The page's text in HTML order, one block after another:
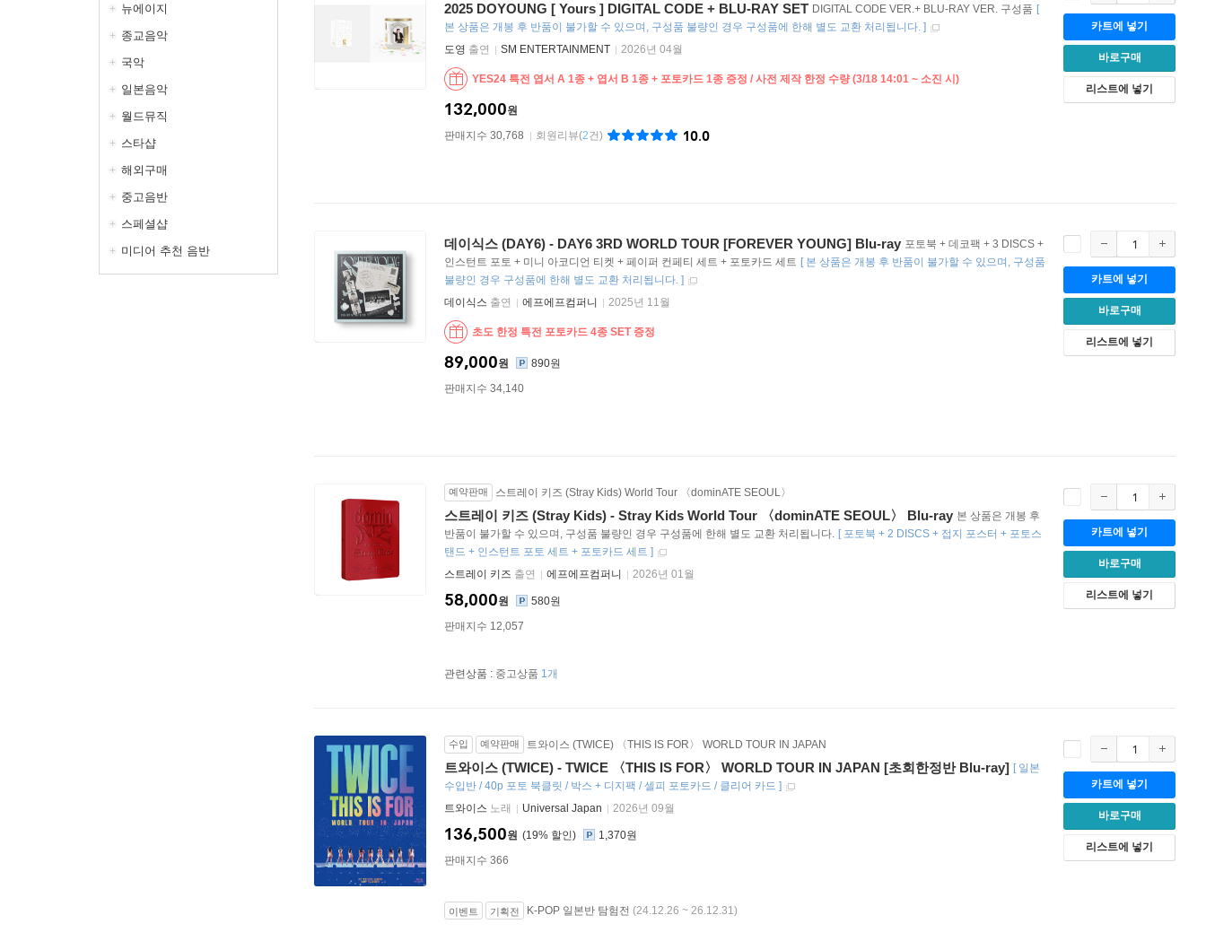
뉴에이지
종교음악
국악
일본음악
월드뮤직
스타샵
해외구매
중고음반
스페셜샵
미디어 추천 음반
2025 DOYOUNG [ Yours ] DIGITAL CODE + BLU-RAY SET DIGITAL CODE VER.+ BLU-RAY VER. 구성품 [
본 상품은 개봉 후 반품이 불가할 수 있으며
구성품 불량인 경우 구성품에 한해 별도 교환 처리됩니다. ]
도영 출연 SM ENTERTAINMENT 2026년 04월
YES24 특전 엽서 A 1종 + 엽서 B 1종 + 포토카드 1종 증정 / 사전 제작 한정 수량 (3/18 14:01 ~ 소진 시)
132,000원
판매지수 30,768
회원리뷰(2건) 10.0
카트에 넣기
바로구매
리스트에 넣기
데이식스 (DAY6) - DAY6 3RD WORLD TOUR [FOREVER YOUNG] Blu-ray 포토북 + 데코팩 + 3 DISCS +
인스턴트 포토 + 미니 아코디언 티켓 + 페이퍼 컨페티 세트 + 포토카드 세트 [ 본 상품은 개봉 후 반품이 불가할 수 있으며
구성품
불량인 경우 구성품에 한해 별도 교환 처리됩니다. ]
데이식스 출연 에프에프컴퍼니 2025년 11월
초도 한정 특전 포토카드 4종 SET 증정
89,000원
890원
판매지수 34,140
카트에 넣기
바로구매
리스트에 넣기
예약판매 스트레이 키즈 (Stray Kids) World Tour 〈dominATE SEOUL〉
스트레이 키즈 (Stray Kids) - Stray Kids World Tour 〈dominATE SEOUL〉 Blu-ray 본 상품은 개봉 후
반품이 불가할 수 있으며, 구성품 불량인 경우 구성품에 한해 별도 교환 처리됩니다. [ 포토북 + 2 DISCS + 접지 포스터 + 포토스
탠드 + 인스턴트 포토 세트 + 포토카드 세트 ]
스트레이 키즈 출연 에프에프컴퍼니 2026년 01월
58,000원
580원
판매지수 12,057
관련상품 : 중고상품 1개
카트에 넣기
바로구매
리스트에 넣기
수입 예약판매 트와이스 (TWICE) 〈THIS IS FOR〉 WORLD TOUR IN JAPAN
트와이스 (TWICE) - TWICE 〈THIS IS FOR〉 WORLD TOUR IN JAPAN [초회한정반 Blu-ray] [ 일본
수입반 / 40p 포토 북클릿 / 박스 + 디지팩 / 셀피 포토카드 / 클리어 카드 ]
트와이스 노래 Universal Japan 2026년 09월
19%
136,500원
1,370원
판매지수 366
이벤트 기획전 K-POP 일본반 탐험전 (24.12.26 ~ 26.12.31)
카트에 넣기
바로구매
리스트에 넣기